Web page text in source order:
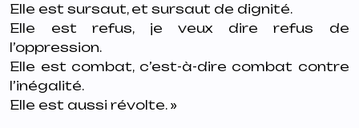
Elle est sursaut, et sursaut de dignité.
Elle est refus, je veux dire refus de
l’oppression.
Elle est combat, c’est-à-dire combat contre
l’inégalité.
Elle est aussi révolte. »